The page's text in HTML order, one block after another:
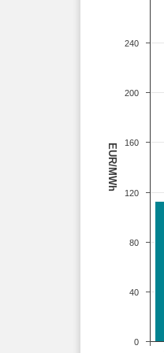
EUR/MWh
0
40
80
120
160
200
240